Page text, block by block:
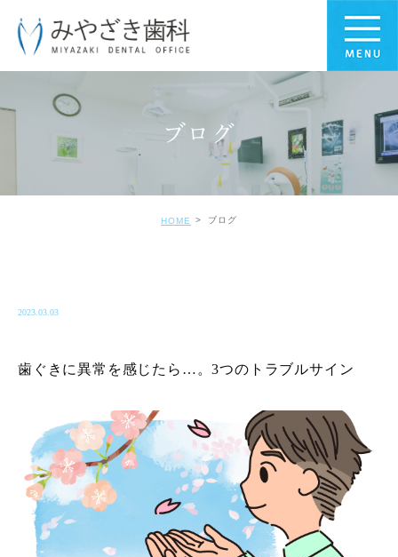
ブログ
HOME ブログ
2023.03.03
歯ぐきに異常を感じたら…。3つのトラブルサイン